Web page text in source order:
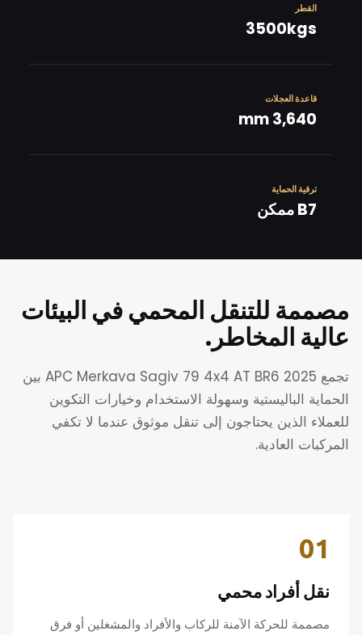
القطر
3500kgs
قاعدة العجلات
3,640 mm
ترقية الحماية
B7 ممكن
مصممة للتنقل المحمي في البيئات
عالية المخاطر.
تجمع 2025 APC Merkava Sagiv 79 4x4 AT BR6 بين
الحماية الباليستية وسهولة الاستخدام وخيارات التكوين
للعملاء الذين يحتاجون إلى تنقل موثوق عندما لا تكفي
المركبات العادية.
01
نقل أفراد محمي
مصممة للحركة الآمنة للركاب والأفراد والمشغلين أو فرق